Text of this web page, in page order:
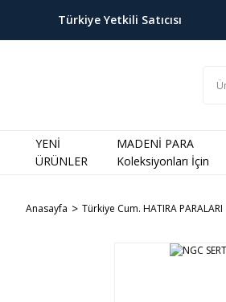
Türkiye Yetkili Satıcısı
YENİ
ÜRÜNLER
MADENİ PARA
Koleksiyonları İçin
Anasayfa Türkiye Cum. HATIRA PARALARI